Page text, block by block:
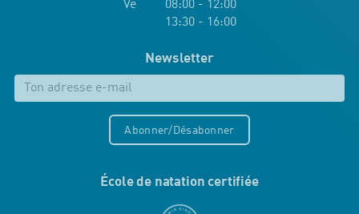
Ve 08:00 - 12:00
13:30 - 16:00
Newsletter
Abonner/Désabonner
École de natation certifiée